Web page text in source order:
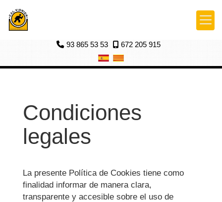
93 865 53 53 672 205 915
Condiciones
legales
La presente Política de Cookies tiene como
finalidad informar de manera clara,
transparente y accesible sobre el uso de